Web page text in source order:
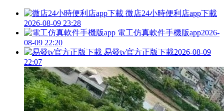
微店24小時便利店app下載
2026-08-09 23:28
電工仿真軟件手機版app2026-
08-09 22:20
易發tv官方正版下載2026-08-09
22:07